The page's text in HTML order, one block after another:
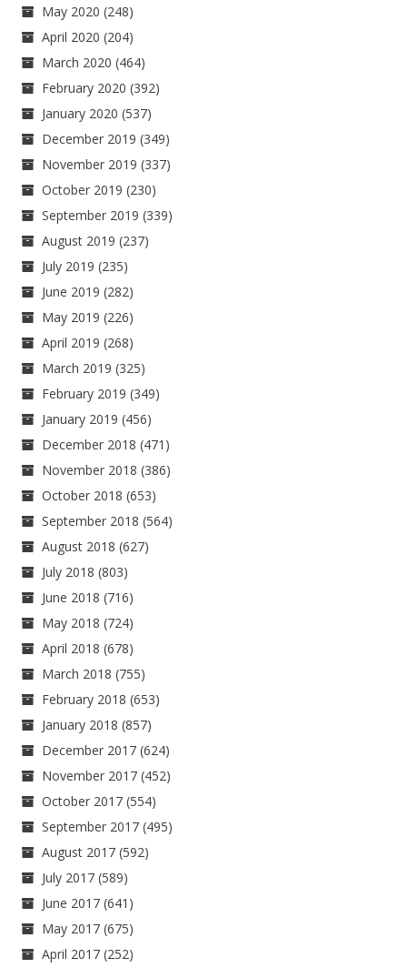
May 2020 (248)
April 2020 (204)
March 2020 (464)
February 2020 (392)
January 2020 (537)
December 2019 (349)
November 2019 (337)
October 2019 (230)
September 2019 (339)
August 2019 (237)
July 2019 (235)
June 2019 (282)
May 2019 (226)
April 2019 (268)
March 2019 (325)
February 2019 (349)
January 2019 (456)
December 2018 (471)
November 2018 (386)
October 2018 (653)
September 2018 (564)
August 2018 (627)
July 2018 (803)
June 2018 (716)
May 2018 (724)
April 2018 (678)
March 2018 (755)
February 2018 (653)
January 2018 (857)
December 2017 (624)
November 2017 (452)
October 2017 (554)
September 2017 (495)
August 2017 (592)
July 2017 (589)
June 2017 (641)
May 2017 (675)
April 2017 (252)